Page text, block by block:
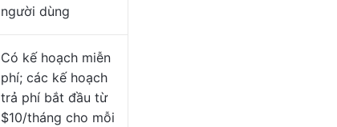
người dùng
Có kế hoạch miễn
phí; các kế hoạch
trả phí bắt đầu từ
$10/tháng cho mỗi